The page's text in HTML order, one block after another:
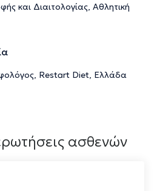
και Διαιτολογίας, Αθλητική
Restart Diet, Ελλάδα
ασθενών